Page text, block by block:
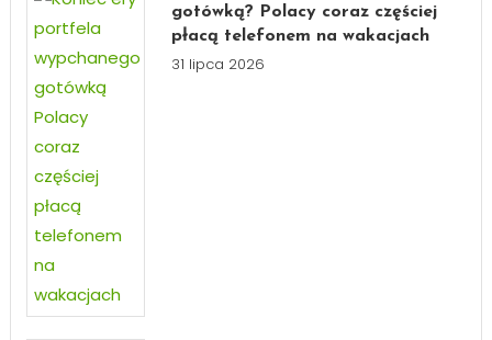
gotówką? Polacy coraz częściej
płacą telefonem na wakacjach
31 lipca 2026